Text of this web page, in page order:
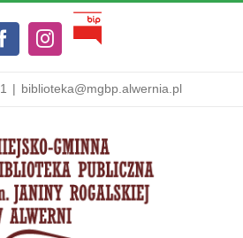
FacebookInstagram
Biuletyn
| biblioteka@mgbp.alwernia.pl